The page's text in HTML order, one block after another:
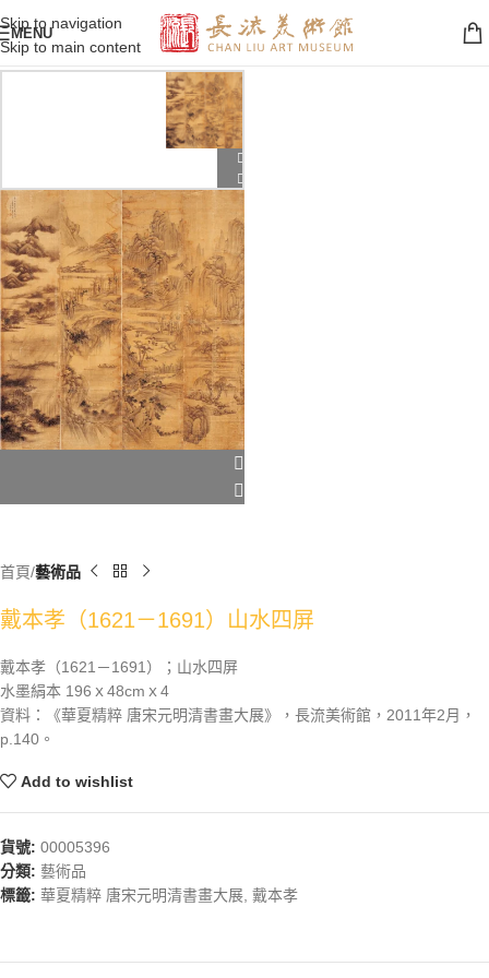
Skip to navigation
Skip to main content
MENU
首頁 藝術品
戴本孝（1621－1691）山水四屏
戴本孝（1621－1691）；山水四屏
水墨絹本 196ｘ48cmｘ4
資料：《華夏精粹 唐宋元明清書畫大展》，長流美術館，2011年2月，
p.140。
Add to wishlist
貨號: 00005396
分類: 藝術品
標籤: 華夏精粹 唐宋元明清書畫大展 戴本孝